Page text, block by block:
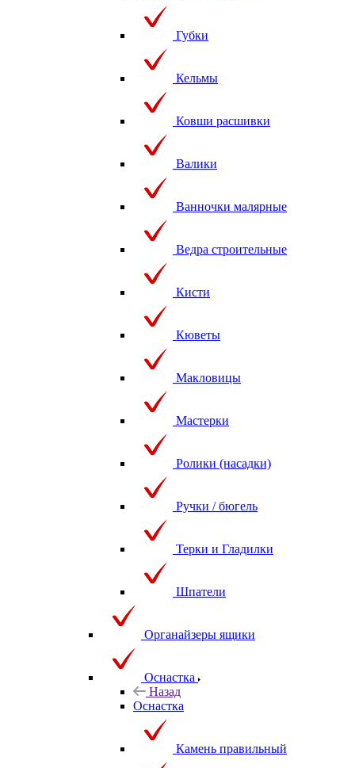
Губки
Кельмы
Ковши расшивки
Валики
Ванночки малярные
Ведра строительные
Кисти
Кюветы
Макловицы
Мастерки
Ролики (насадки)
Ручки / бюгель
Терки и Гладилки
Шпатели
Органайзеры ящики
Оснастка
Назад
Оснастка
Камень правильный